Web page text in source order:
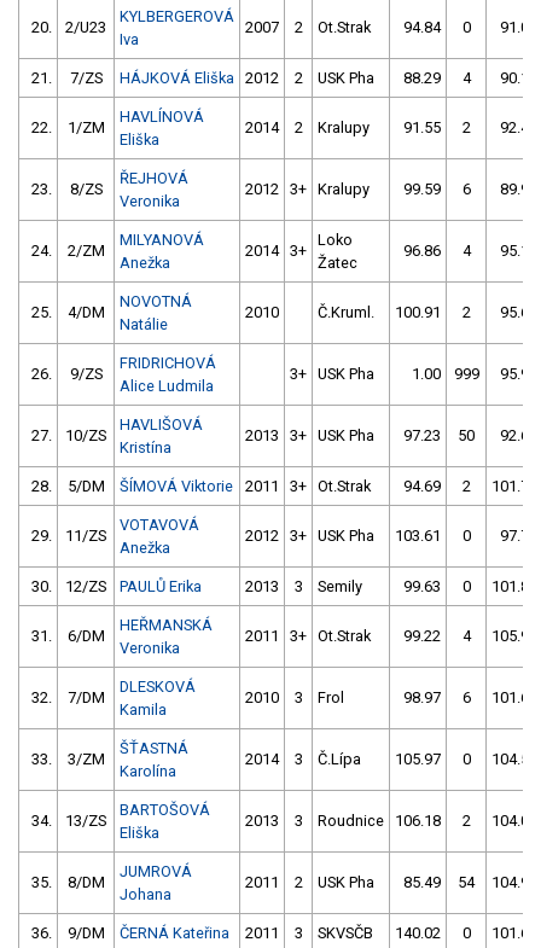
20. 2/U23
KYLBERGEROVÁ
Iva
2007 2 Ot.Strak 94.84 0 91.03
21. 7/ZS HÁJKOVÁ Eliška 2012 2 USK Pha 88.29 4 90.10
22. 1/ZM
HAVLÍNOVÁ
Eliška
2014 2 Kralupy 91.55 2 92.40
23. 8/ZS
ŘEJHOVÁ
Veronika
2012 3+ Kralupy 99.59 6 89.96
24. 2/ZM
MILYANOVÁ
Anežka
2014 3+
Loko
Žatec
96.86 4 95.16
25. 4/DM
NOVOTNÁ
Natálie
2010 Č.Kruml. 100.91 2 95.60
26. 9/ZS
FRIDRICHOVÁ
Alice Ludmila
3+ USK Pha 1.00 999 95.98
27. 10/ZS
HAVLIŠOVÁ
Kristína
2013 3+ USK Pha 97.23 50 92.60
28. 5/DM ŠÍMOVÁ Viktorie 2011 3+ Ot.Strak 94.69 2 101.79
29. 11/ZS
VOTAVOVÁ
Anežka
2012 3+ USK Pha 103.61 0 97.72
30. 12/ZS PAULŮ Erika 2013 3 Semily 99.63 0 101.85
31. 6/DM
HEŘMANSKÁ
Veronika
2011 3+ Ot.Strak 99.22 4 105.99
32. 7/DM
DLESKOVÁ
Kamila
2010 3 Frol 98.97 6 101.61
33. 3/ZM
ŠŤASTNÁ
Karolína
2014 3 Č.Lípa 105.97 0 104.51
34. 13/ZS
BARTOŠOVÁ
Eliška
2013 3 Roudnice 106.18 2 104.07
35. 8/DM
JUMROVÁ
Johana
2011 2 USK Pha 85.49 54 104.96
36. 9/DM ČERNÁ Kateřina 2011 3 SKVSČB 140.02 0 101.65